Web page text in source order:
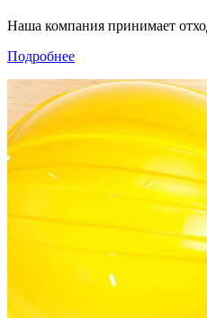
Наша компания принимает
Подробнее